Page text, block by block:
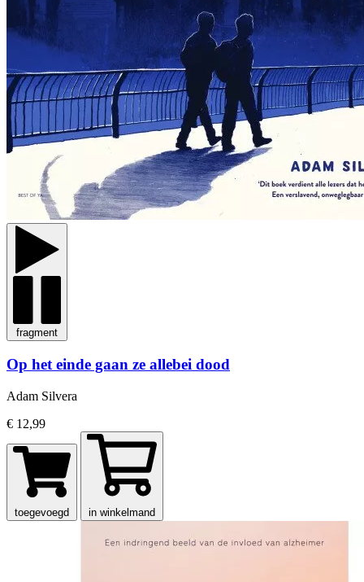
fragment
Op het einde gaan ze allebei dood
Adam Silvera
€ 12,99
toegevoegd in winkelmand